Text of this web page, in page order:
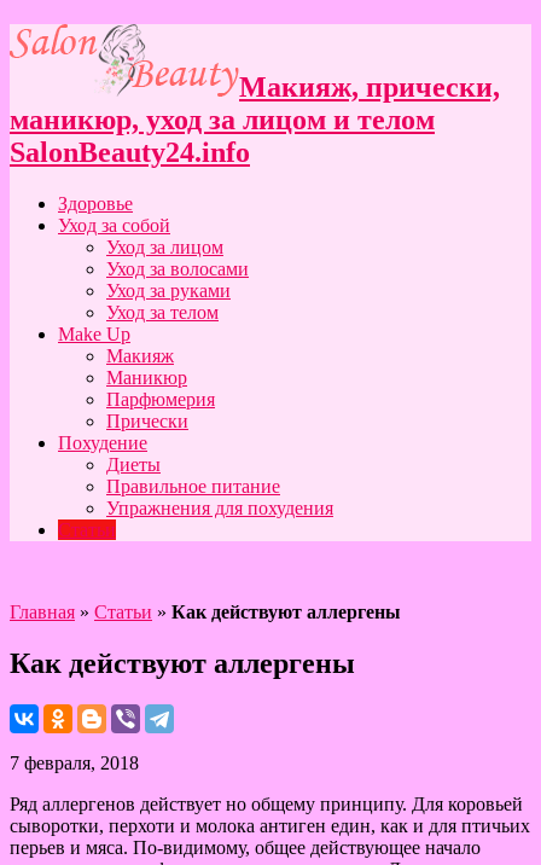
Макияж, прически,
маникюр, уход за лицом и телом
SalonBeauty24.info
Здоровье
Уход за собой
Уход за лицом
Уход за волосами
Уход за руками
Уход за телом
Make Up
Макияж
Маникюр
Парфюмерия
Прически
Похудение
Диеты
Правильное питание
Упражнения для похудения
Статьи
Главная » Статьи » Как действуют аллергены
Как действуют аллергены
7 февраля, 2018
Ряд аллергенов действует но общему принципу. Для коровьей
сыворотки, перхоти и молока антиген един, как и для птичьих
перьев и мяса. По-видимому, общее действующее начало